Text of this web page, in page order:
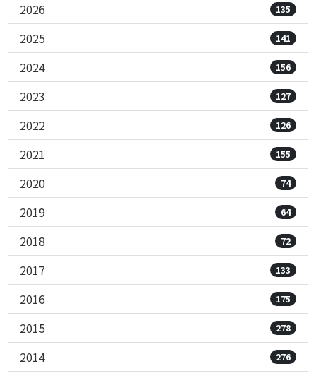
2026
135
2025 141
2024 156
2023 127
2022 126
2021 155
2020 74
2019 64
2018 72
2017 133
2016 175
2015 278
2014 276